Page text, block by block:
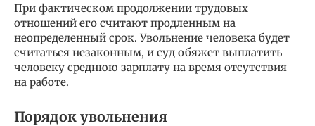
При фактическом продолжении трудовых
отношений его считают продленным на
неопределенный срок. Увольнение человека будет
считаться незаконным, и суд обяжет выплатить
человеку среднюю зарплату на время отсутствия
на работе.
Порядок увольнения